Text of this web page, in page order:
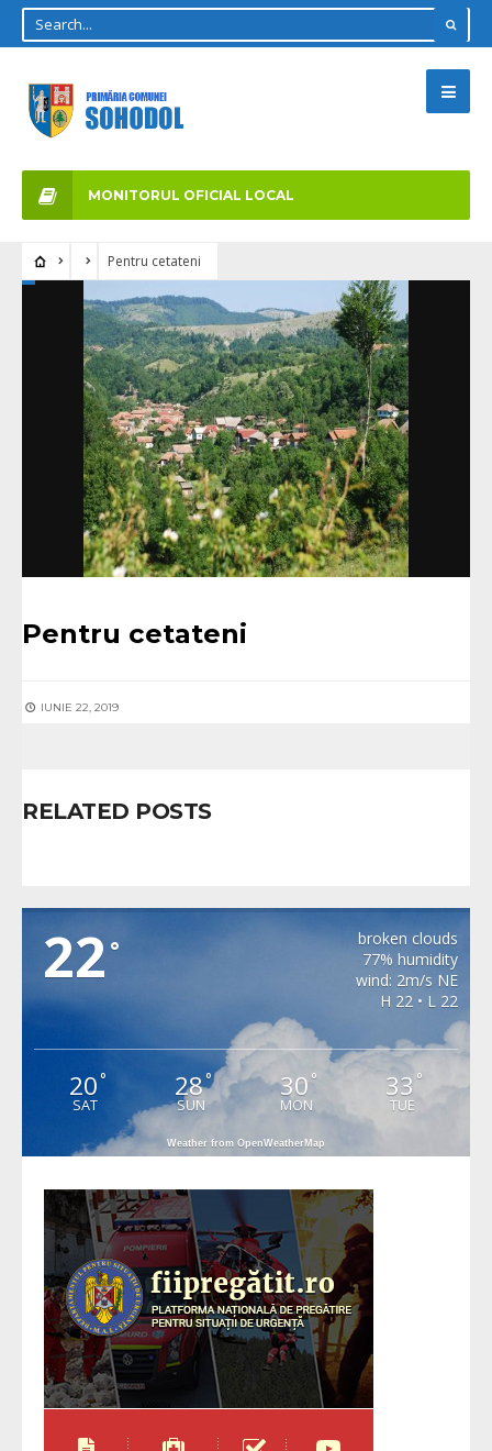
MONITORUL OFICIAL LOCAL
Pentru cetateni
Pentru cetateni
IUNIE 22, 2019
RELATED POSTS
22 °
broken clouds
77% humidity
wind: 2m/s NE
H 22 • L 22
20°
SAT
28°
SUN
30°
MON
33 °
TUE
Weather from OpenWeatherMap